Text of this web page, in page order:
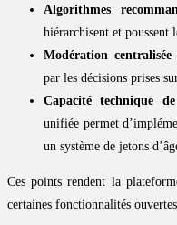
Algorithmes
hiérarchisent et poussent
Modération centralisée:
par les décisions prises
Capacité technique
unifiée permet
un système de jetons
Ces points rendent la
certaines fonctionnalités